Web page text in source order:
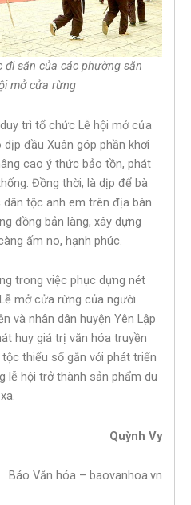
đi săn của các phường săn
mở cửa rừng
trì tổ chức Lễ hội mở cửa
đầu Xuân góp phần khơi
cao ý thức bảo tồn, phát
Đồng thời, là dịp để bà
tộc anh em trên địa bàn
đồng bản làng, xây dựng
ấm no, hạnh phúc.
trong việc phục dựng nét
mở cửa rừng của người
và nhân dân huyện Yên Lập
huy giá trị văn hóa truyền
thiểu số gắn với phát triển
lễ hội trở thành sản phẩm du
Quỳnh Vy
Báo Văn hóa – baovanhoa.vn